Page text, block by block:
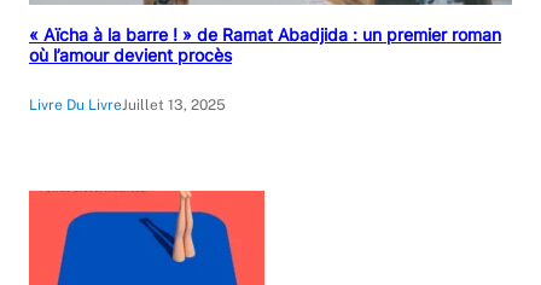
« Aïcha à la barre ! » de Ramat Abadjida : un premier roman
où l’amour devient procès
Livre Du LivreJuillet 13, 2025